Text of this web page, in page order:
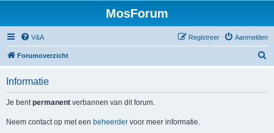
MosForum
V&A Aanmelden
Registreer
Forumoverzicht
Informatie
Je bentpermanent verbannen van dit forum.
Neem contact op met een beheerder voor meer informatie.